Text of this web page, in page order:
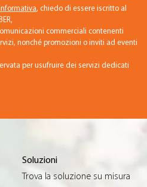
, chiedo di essere iscritto al
commerciali contenenti
nonché promozioni o inviti ad eventi
per usufruire dei servizi dedicati
Soluzioni
Trova la soluzione su misura